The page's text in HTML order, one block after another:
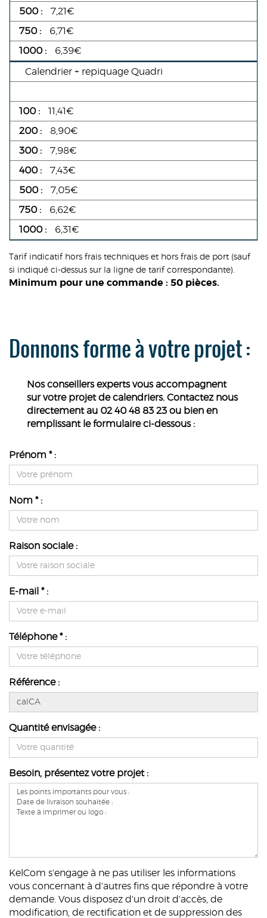
7,21€
6,71€
6,39€
Calendrier + repiquage Quadri
11,41€
8,90€
7,98€
7,43€
7,05€
6,62€
6,31€
Tarif indicatif hors frais techniques et hors frais de port (sauf
si indiqué ci-dessus sur la ligne de tarif correspondante).
Minimum pour une commande : 50 pièces.
Donnons forme à votre projet :
Nos conseillers experts vous accompagnent
sur votre projet de calendriers. Contactez nous
directement au 02 40 48 83 23 ou bien en
remplissant le formulaire ci-dessous :
Prénom * :
Nom * :
Raison sociale :
E-mail * :
Téléphone * :
Référence :
Quantité envisagée :
Besoin, présentez votre projet :
KelCom s'engage à ne pas utiliser les informations
vous concernant à d'autres fins que répondre à votre
demande. Vous disposez d'un droit d'accès, de
modification, de rectification et de suppression des